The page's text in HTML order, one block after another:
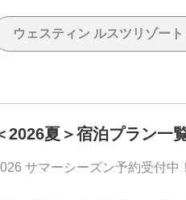
ウェスティン ルスツリゾート
2026夏＞宿泊プラン一
サマーシーズン予約受付中！